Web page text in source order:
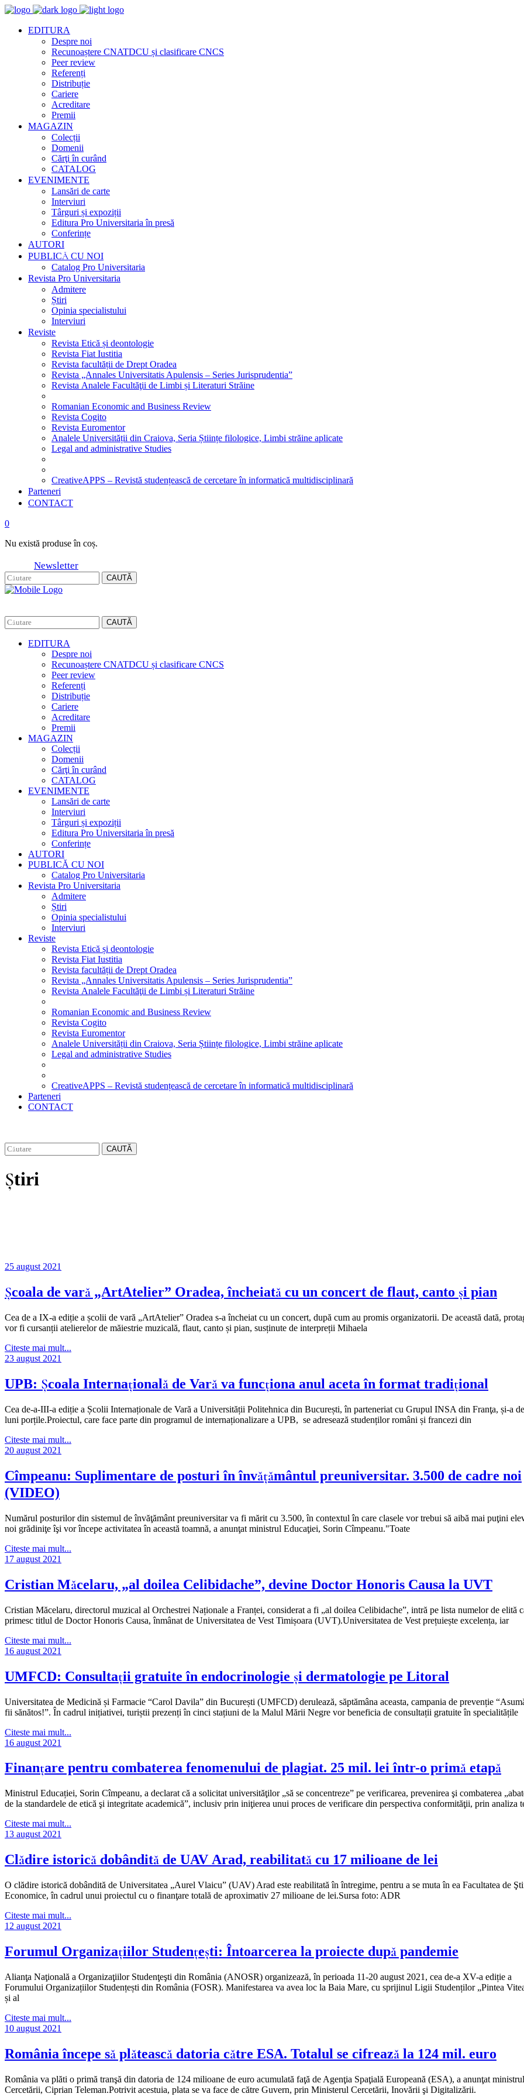
EDITURA
Despre noi
Recunoaștere CNATDCU și clasificare CNCS
Peer review
Referenți
Distribuție
Cariere
Acreditare
Premii
MAGAZIN
Colecții
Domenii
Cărţi în curând
CATALOG
EVENIMENTE
Lansări de carte
Interviuri
Târguri și expoziții
Editura Pro Universitaria în presă
Conferințe
AUTORI
PUBLICĂ CU NOI
Catalog Pro Universitaria
Revista Pro Universitaria
Admitere
Știri
Opinia specialistului
Interviuri
Reviste
Revista Etică și deontologie
Revista Fiat Iustitia
Revista facultății de Drept Oradea
Revista „Annales Universitatis Apulensis – Series Jurisprudentia”
Revista Analele Facultăţii de Limbi și Literaturi Străine
Romanian Economic and Business Review
Revista Cogito
Revista Euromentor
Analele Universității din Craiova, Seria Științe filologice, Limbi străine aplicate
Legal and administrative Studies
CreativeAPPS – Revistă studențească de cercetare în informatică multidisciplinară
Parteneri
CONTACT
0
Nu există produse în coș.
Newsletter
CAUTĂ
CAUTĂ
EDITURA
Despre noi
Recunoaștere CNATDCU și clasificare CNCS
Peer review
Referenți
Distribuție
Cariere
Acreditare
Premii
MAGAZIN
Colecții
Domenii
Cărţi în curând
CATALOG
EVENIMENTE
Lansări de carte
Interviuri
Târguri și expoziții
Editura Pro Universitaria în presă
Conferințe
AUTORI
PUBLICĂ CU NOI
Catalog Pro Universitaria
Revista Pro Universitaria
Admitere
Știri
Opinia specialistului
Interviuri
Reviste
Revista Etică și deontologie
Revista Fiat Iustitia
Revista facultății de Drept Oradea
Revista „Annales Universitatis Apulensis – Series Jurisprudentia”
Revista Analele Facultăţii de Limbi și Literaturi Străine
Romanian Economic and Business Review
Revista Cogito
Revista Euromentor
Analele Universității din Craiova, Seria Științe filologice, Limbi străine aplicate
Legal and administrative Studies
CreativeAPPS – Revistă studențească de cercetare în informatică multidisciplinară
Parteneri
CONTACT
CAUTĂ
Știri
25 august 2021
Școala de vară „ArtAtelier” Oradea, încheiată cu un concert de flaut, canto și pian
Cea de a IX-a ediție a școlii de vară „ArtAtelier” Oradea s-a încheiat cu un concert, după cum au promis organizatorii. De această dată,
vor fi cursanții atelierelor de măiestrie muzicală, flaut, canto și pian, susținute de interpreții Mihaela
Citeste mai mult...
23 august 2021
UPB: Școala Internațională de Vară va funcționa anul aceta în format tradițional
Cea de-a-III-a ediție a Școlii Internaționale de Vară a Universității Politehnica din București, în parteneriat cu Grupul INSA din Franţa, și-a
luni porțile.Proiectul, care face parte din programul de internaționalizare a UPB, se adresează studenților români și francezi din
Citeste mai mult...
20 august 2021
Cîmpeanu: Suplimentare de posturi în învăţământul preuniversitar. 3.500 de cadre noi
(VIDEO)
Numărul posturilor din sistemul de învăţământ preuniversitar va fi mărit cu 3.500, în contextul în care clasele vor trebui să aibă mai puţini
noi grădiniţe îşi vor începe activitatea în această toamnă, a anunţat ministrul Educaţiei, Sorin Cîmpeanu."Toate
Citeste mai mult...
17 august 2021
Cristian Măcelaru, „al doilea Celibidache”, devine Doctor Honoris Causa la UVT
Cristian Măcelaru, directorul muzical al Orchestrei Naționale a Franței, considerat a fi „al doilea Celibidache”, intră pe lista numelor de elită
primesc titlul de Doctor Honoris Causa, înmânat de Universitatea de Vest Timișoara (UVT).Universitatea de Vest prețuiește excelența, iar
Citeste mai mult...
16 august 2021
UMFCD: Consultații gratuite în endocrinologie și dermatologie pe Litoral
Universitatea de Medicină și Farmacie “Carol Davila” din București (UMFCD) derulează, săptămâna aceasta, campania de prevenție
fii sănătos!”. În cadrul inițiativei, turiștii prezenți în cinci stațiuni de la Malul Mării Negre vor beneficia de consultații gratuite în specialitățile
Citeste mai mult...
16 august 2021
Finanțare pentru combaterea fenomenului de plagiat. 25 mil. lei într-o primă etapă
Ministrul Educației, Sorin Cîmpeanu, a declarat că a solicitat universităţilor „să se concentreze” pe verificarea, prevenirea şi combaterea
de la standardele de etică şi integritate academică”, inclusiv prin iniţierea unui proces de verificare din perspectiva conformităţii, prin analiza
Citeste mai mult...
13 august 2021
Clădire istorică dobândită de UAV Arad, reabilitată cu 17 milioane de lei
O clădire istorică dobândită de Universitatea „Aurel Vlaicu” (UAV) Arad este reabilitată în întregime, pentru a se muta în ea Facultatea de
Economice, în cadrul unui proiectul cu o finanţare totală de aproximativ 27 milioane de lei.Sursa foto: ADR
Citeste mai mult...
12 august 2021
Forumul Organizațiilor Studențești: Întoarcerea la proiecte după pandemie
Alianţa Naţională a Organizaţiilor Studenţeşti din România (ANOSR) organizează, în perioada 11-20 august 2021, cea de-a XV-a ediție a
Forumului Organizațiilor Studențești din România (FOSR). Manifestarea va avea loc la Baia Mare, cu sprijinul Ligii Studenților „Pintea
și al
Citeste mai mult...
10 august 2021
România începe să plătească datoria către ESA. Totalul se cifrează la 124 mil. euro
România va plăti o primă tranşă din datoria de 124 milioane de euro acumulată faţă de Agenţia Spaţială Europeană (ESA), a anunţat ministrul
Cercetării, Ciprian Teleman.Potrivit acestuia, plata se va face de către Guvern, prin Ministerul Cercetării, Inovării şi Digitalizării.